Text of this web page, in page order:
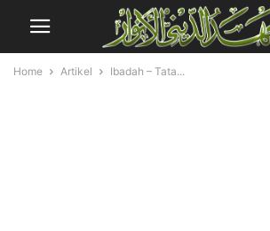
Home Artikel Ibadah – Tata...